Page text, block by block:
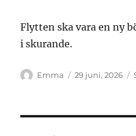
Flytten ska vara en ny
i skurande.
Författare
Emma
Publicerat
29 juni, 2026